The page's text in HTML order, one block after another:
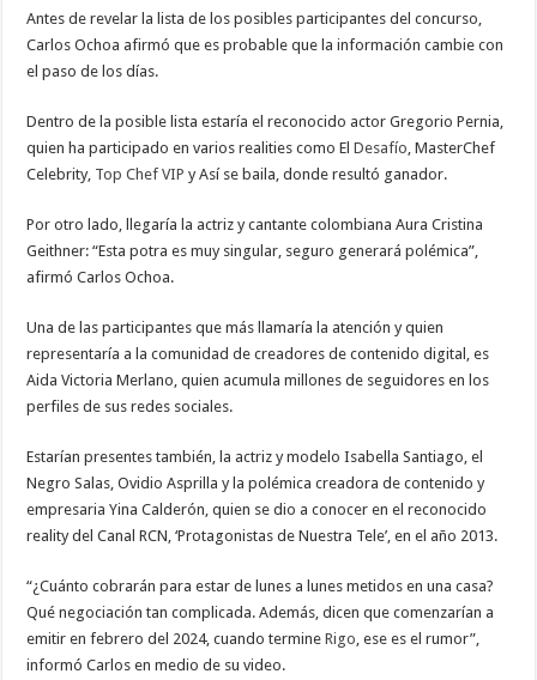
Antes de revelar la lista de los posibles participantes del concurso,
Carlos Ochoa afirmó que es probable que la información cambie con
el paso de los días.
Dentro de la posible lista estaría el reconocido actor Gregorio Pernia,
quien ha participado en varios realities como ElDesafío, MasterChef
Celebrity, Top Chef VIP y Así se baila, donde resultó ganador.
Por otro lado, llegaría la actriz y cantante colombiana Aura Cristina
Geithner: “Esta potra es muy singular, seguro generará polémica”,
afirmó Carlos Ochoa.
Una de las participantes que más llamaría la atención y quien
representaría a la comunidad de creadores de contenido digital, es
Aida Victoria Merlano, quien acumula millones de seguidores en los
perfiles de sus redes sociales.
Estarían presentes también, la actriz y modelo Isabella Santiago, el
Negro Salas, Ovidio Asprilla y la polémica creadora de contenido y
empresaria Yina Calderón, quien se dio a conocer en el reconocido
reality del Canal RCN, ‘Protagonistas de Nuestra Tele’, en el año 2013.
“¿Cuánto cobrarán para estar de lunes a lunes metidos en una casa?
Qué negociación tan complicada. Además, dicen que comenzarían a
emitir en febrero del 2024, cuando termineRigo, ese es el rumor”,
informó Carlos en medio de su video.